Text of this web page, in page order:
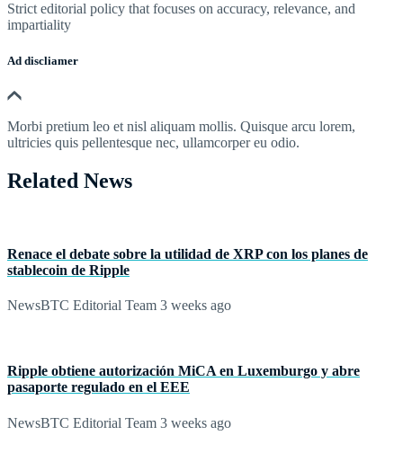
Strict editorial policy that focuses on accuracy, relevance, and
impartiality
Ad discliamer
Morbi pretium leo et nisl aliquam mollis. Quisque arcu lorem,
ultricies quis pellentesque nec, ullamcorper eu odio.
Related News
Renace el debate sobre la utilidad de XRP con los planes de
stablecoin de Ripple
NewsBTC Editorial Team 3 weeks ago
Ripple obtiene autorización MiCA en Luxemburgo y abre
pasaporte regulado en el EEE
NewsBTC Editorial Team 3 weeks ago